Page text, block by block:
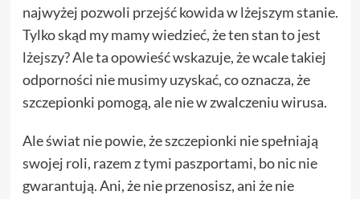
najwyżej pozwoli przejść kowida w lżejszym stanie.
Tylko skąd my mamy wiedzieć, że ten stan to jest
lżejszy? Ale ta opowieść wskazuje, że wcale takiej
odporności nie musimy uzyskać, co oznacza, że
szczepionki pomogą, ale nie w zwalczeniu wirusa.
Ale świat nie powie, że szczepionki nie spełniają
swojej roli, razem z tymi paszportami, bo nic nie
gwarantują. Ani, że nie przenosisz, ani że nie